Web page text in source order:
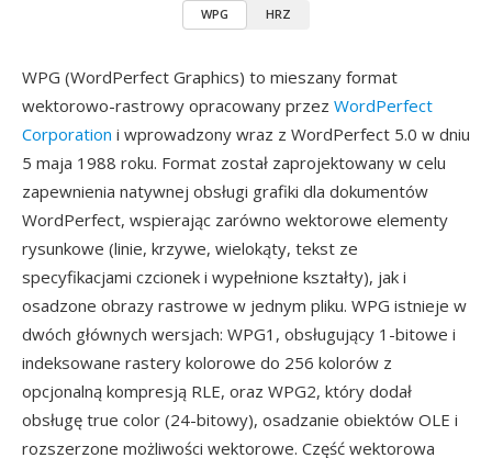
WPG HRZ
WPG (WordPerfect Graphics) to mieszany format
wektorowo-rastrowy opracowany przez WordPerfect
Corporation i wprowadzony wraz z WordPerfect 5.0 w dniu
5 maja 1988 roku. Format został zaprojektowany w celu
zapewnienia natywnej obsługi grafiki dla dokumentów
WordPerfect, wspierając zarówno wektorowe elementy
rysunkowe (linie, krzywe, wielokąty, tekst ze
specyfikacjami czcionek i wypełnione kształty), jak i
osadzone obrazy rastrowe w jednym pliku. WPG istnieje w
dwóch głównych wersjach: WPG1, obsługujący 1-bitowe i
indeksowane rastery kolorowe do 256 kolorów z
opcjonalną kompresją RLE, oraz WPG2, który dodał
obsługę true color (24-bitowy), osadzanie obiektów OLE i
rozszerzone możliwości wektorowe. Część wektorowa